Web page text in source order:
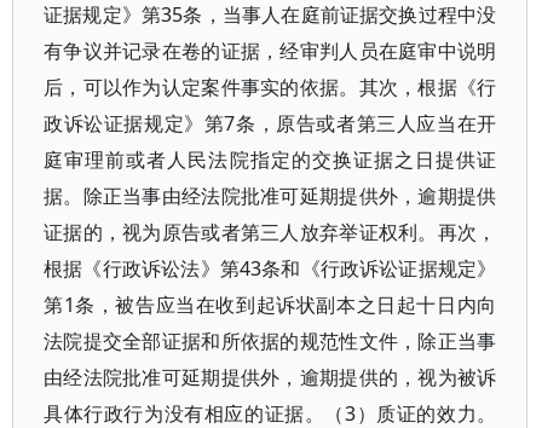
证据规定》第35条，当事人在庭前证据交换过程中没
有争议并记录在卷的证据，经审判人员在庭审中说明
后，可以作为认定案件事实的依据。其次，根据《行
政诉讼证据规定》第7条，原告或者第三人应当在开
庭审理前或者人民法院指定的交换证据之日提供证
据。除正当事由经法院批准可延期提供外，逾期提供
证据的，视为原告或者第三人放弃举证权利。再次，
根据《行政诉讼法》第43条和《行政诉讼证据规定》
第1条，被告应当在收到起诉状副本之日起十日内向
法院提交全部证据和所依据的规范性文件，除正当事
由经法院批准可延期提供外，逾期提供的，视为被诉
具体行政行为没有相应的证据。（3）质证的效力。